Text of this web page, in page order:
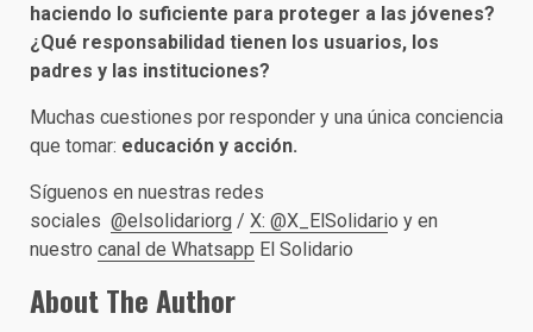
haciendo lo suficiente para proteger a las jóvenes?
¿Qué responsabilidad tienen los usuarios, los
padres y las instituciones?
Muchas cuestiones por responder y una única conciencia
que tomar: educación y acción.
Síguenos en nuestras redes
sociales @elsolidariorg / X: @X_ElSolidario y en
nuestro canal de Whatsapp El Solidario
About The Author